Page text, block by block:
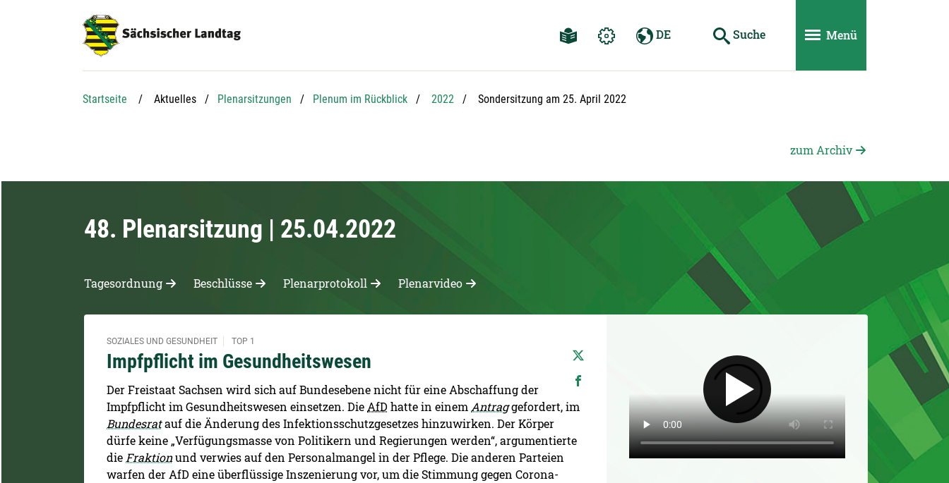
DE Suche Menü
Startseite Aktuelles Plenarsitzungen Plenum im Rückblick 2022 Aktuelle Seite:
Sondersitzung am 25. April 2022
zum Archiv
48. Plenarsitzung | 25.04.2022
Tagesordnung Beschlüsse Plenarprotokoll Plenarvideo
Impfpflicht im Gesundheitswesen
SOZIALES UND GESUNDHEIT TOP 1
Der Freistaat Sachsen wird sich auf Bundesebene nicht für eine Abschaffung der
Impfpflicht im Gesundheitswesen einsetzen. DieAfD hatte in einemAntraggefordert, im
Bundesratauf die Änderung des Infektionsschutzgesetzes hinzuwirken. Der Körper
dürfe keine „Verfügungsmasse von Politikern und Regierungen werden“, argumentierte
dieFraktionund verwies auf den Personalmangel in der Pflege. Die anderen Parteien
warfen der AfD eine überflüssige Inszenierung vor, um die Stimmung gegen Corona-